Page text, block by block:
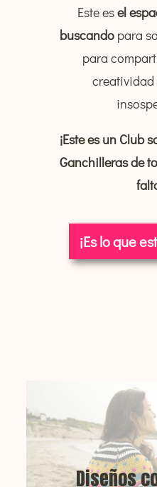
Este esel
buscando para
para
¡Este es un Club
Ganchilleras de
¡Es lo que
Diseños